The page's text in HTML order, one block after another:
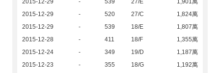
2015-12-29
- 539 27/E
1,901萬
2015-12-29
- 520 27/C
1,824萬
2015-12-29
- 539 18/E
1,807萬
2015-12-28
- 411 18/F
1,355萬
2015-12-24
- 349 19/D
1,187萬
2015-12-23
- 355 18/G
1,192萬